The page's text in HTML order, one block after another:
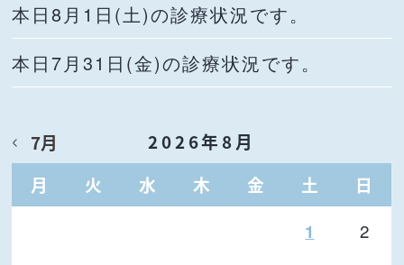
本日8月1日(土)の診療状況です。
本日7月31日(金)の診療状況です。
2026年8月
月
火 水 木 金 土 日
7月
1 2